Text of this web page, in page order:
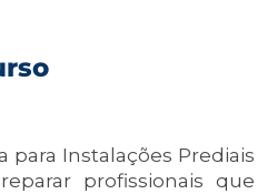
para Instalações Prediais
profissionais que